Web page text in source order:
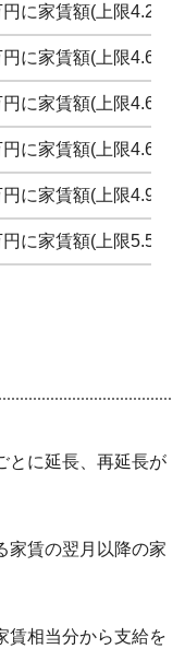
円に家賃額(上限4.2万
円に家賃額(上限4.6万
円に家賃額(上限4.6万
円に家賃額(上限4.6万
円に家賃額(上限4.9万
円に家賃額(上限5.5万
に延長、再延長が
賃の翌月以降の家
相当分から支給を